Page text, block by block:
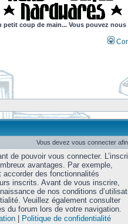
petit coup de main... Vous pouvez
Vous devez vous connecter
de pouvoir vous connecter.
avantages. Par exemple,
accorder des fonctionnalités
inscrits. Avant de vous inscrire,
de nos conditions
Veuillez également consulter
du forum lors de votre navigation.
| Politique de confidentialité